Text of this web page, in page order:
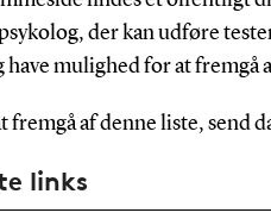
der kan udføre
mulighed for at fremgå
fremgå af denne liste, send
links